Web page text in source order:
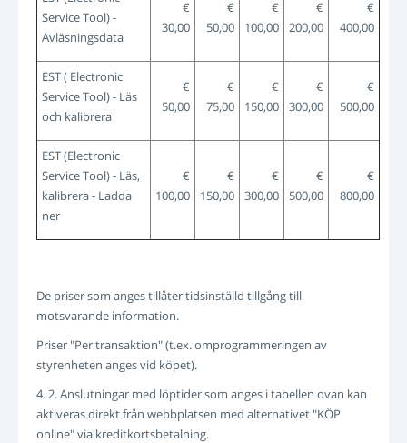
Service Tool) -
Avläsningsdata
€
30,00
€
50,00
€
100,00
€
200,00
€
400,00
EST ( Electronic
Service Tool) - Läs
och kalibrera
€
50,00
€
75,00
€
150,00
€
300,00
€
500,00
EST (Electronic
Service Tool) - Läs,
kalibrera - Ladda
ner
€
100,00
€
150,00
€
300,00
€
500,00
€
800,00
De priser som anges tillåter tidsinställd tillgång till
motsvarande information.
Priser "Per transaktion" (t.ex. omprogrammeringen av
styrenheten anges vid köpet).
4. 2. Anslutningar med löptider som anges i tabellen ovan kan
aktiveras direkt från webbplatsen med alternativet "KÖP
online" via kreditkortsbetalning.